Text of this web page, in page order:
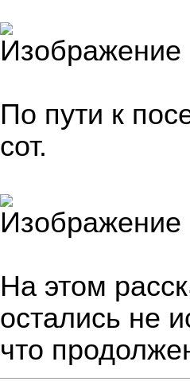
По пути к
сот.
На этом
остались не
что